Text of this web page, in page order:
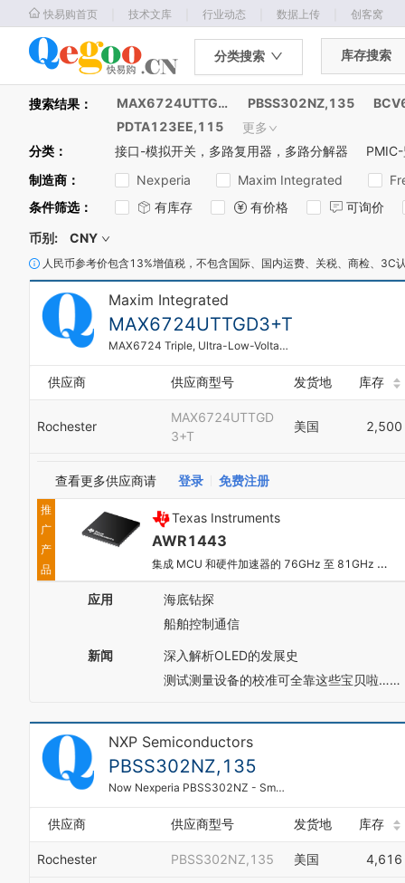
快易购首页 技术文库 行业动态 数据上传 创客窝
分类搜索 库存搜索
搜索结果： MAX6724UTTGD3+T PBSS302NZ,135
PDTA123EE,115
更多
分类 ： 接口-模拟开关，多路复用器，多路分解器
制造商 ： Nexperia Maxim Integrated
条件筛选： 有库存 有价格
可询价
币别:
CNY
人民币参考价包含13%增值税，不包含国际、国内运费、关税、商检、3C
Maxim Integrated
MAX6724UTTGD3+T
MAX6724 Triple, Ultra-Low-Voltage, Microprocessor Supervisory Circuit
供应商 供应商型号 发货地 库存
Rochester
MAX6724UTTGD
3+T
美国 2,500
查看更多供应商请 登录 免费注册
推
广
产
品
Texas Instruments
AWR1443
集成 MCU 和硬件加速器的 76GHz 至 81GHz 单芯片汽车雷达传感器
应用
海底钻探
船舶控制通信
新闻
深入解析OLED的发展史
测试测量设备的校准可全靠这些宝贝啦……
NXP Semiconductors
PBSS302NZ,135
Now Nexperia PBSS302NZ - Small Signal Bipolar Transistor, SC-73
供应商 供应商型号 发货地 库存
Rochester PBSS302NZ,135 美国 4,616